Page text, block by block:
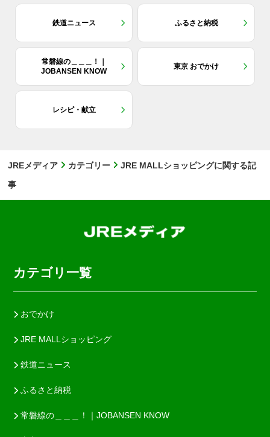
鉄道ニュース ふるさと納税
常磐線の＿＿＿！｜
JOBANSEN KNOW
東京 おでかけ
レシピ・献立
JREメディア カテゴリー
JRE MALLショッピングに関する記
事
カテゴリ一覧
おでかけ
JRE MALLショッピング
鉄道ニュース
ふるさと納税
常磐線の＿＿＿！｜JOBANSEN KNOW